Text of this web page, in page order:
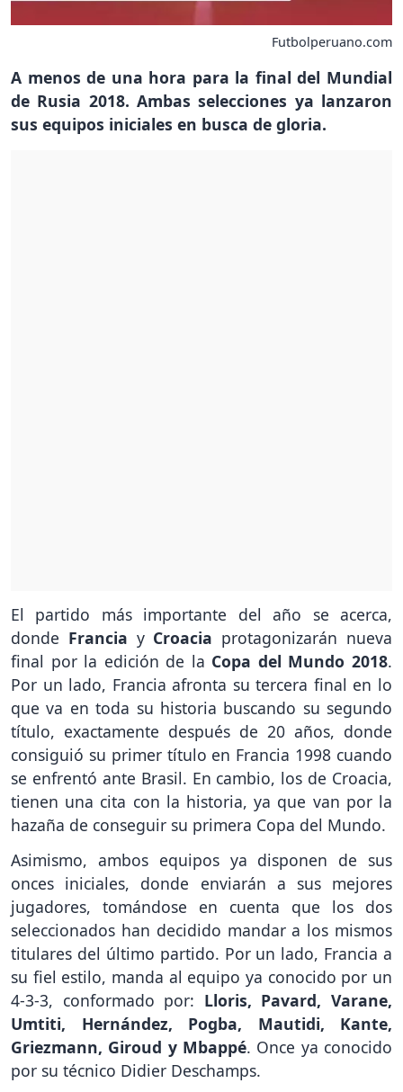
Futbolperuano.com
A menos de una hora para la final del Mundial
de Rusia 2018. Ambas selecciones ya lanzaron
sus equipos iniciales en busca de gloria.
El partido más importante del año se acerca,
donde Francia yCroacia protagonizarán nueva
final por la edición de la Copa del Mundo 2018.
Por un lado, Francia afronta su tercera final en lo
que va en toda su historia buscando su segundo
título, exactamente después de 20 años, donde
consiguió su primer título en Francia 1998 cuando
se enfrentó ante Brasil. En cambio, los de Croacia,
tienen una cita con la historia, ya que van por la
hazaña de conseguir su primera Copa del Mundo.
Asimismo, ambos equipos ya disponen de sus
onces iniciales, donde enviarán a sus mejores
jugadores, tomándose en cuenta que los dos
seleccionados han decidido mandar a los mismos
titulares del último partido. Por un lado, Francia a
su fiel estilo, manda al equipo ya conocido por un
4-3-3, conformado por: Lloris, Pavard, Varane,
Umtiti, Hernández, Pogba, Mautidi, Kante,
Griezmann, Giroud y Mbappé. Once ya conocido
por su técnico Didier Deschamps.